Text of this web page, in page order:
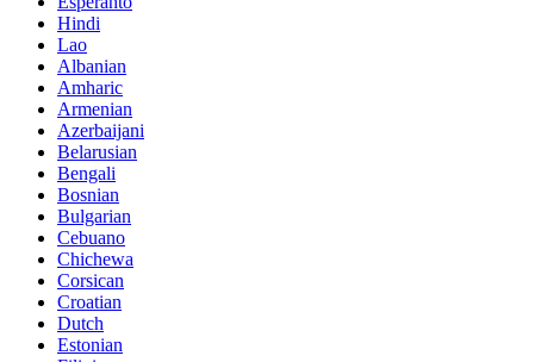
Hindi
Lao
Albanian
Amharic
Armenian
Azerbaijani
Belarusian
Bengali
Bosnian
Bulgarian
Cebuano
Chichewa
Corsican
Croatian
Dutch
Estonian